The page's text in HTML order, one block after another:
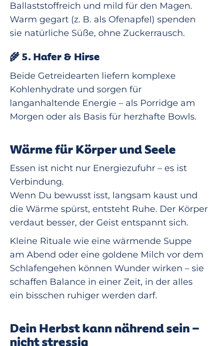
Ballaststoffreich und mild für den Magen.
Warm gegart (z. B. als Ofenapfel) spenden
sie natürliche Süße, ohne Zuckerrausch.
🌾5. Hafer & Hirse
Beide Getreidearten liefern komplexe
Kohlenhydrate und sorgen für
langanhaltende Energie – als Porridge am
Morgen oder als Basis für herzhafte Bowls.
Wärme für Körper und Seele
Essen ist nicht nur Energiezufuhr – es ist
Verbindung.
Wenn Du bewusst isst, langsam kaust und
die Wärme spürst, entsteht Ruhe. Der Körper
verdaut besser, der Geist entspannt sich.
Kleine Rituale wie eine wärmende Suppe
am Abend oder eine goldene Milch vor dem
Schlafengehen können Wunder wirken – sie
schaffen Balance in einer Zeit, in der alles
ein bisschen ruhiger werden darf.
Dein Herbst kann nährend sein –
nicht stressig